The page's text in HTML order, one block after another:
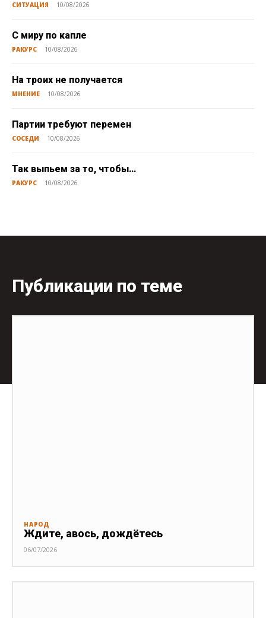
СИТУАЦИЯ 10/08/2026
С миру по капле
РАКУРС 10/08/2026
На троих не получается
МНЕНИЕ 10/08/2026
Партии требуют перемен
СОСЕДИ 10/08/2026
Так выпьем за то, чтобы…
РАКУРС 10/08/2026
Публикации по теме
НАРОД
Ждите, авось, дождётесь
06/07/2026